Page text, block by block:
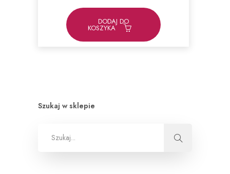
DODAJ DO
KOSZYKA
Szukaj w sklepie